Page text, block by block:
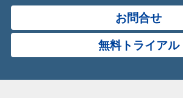
お問合せ
無料トライアル